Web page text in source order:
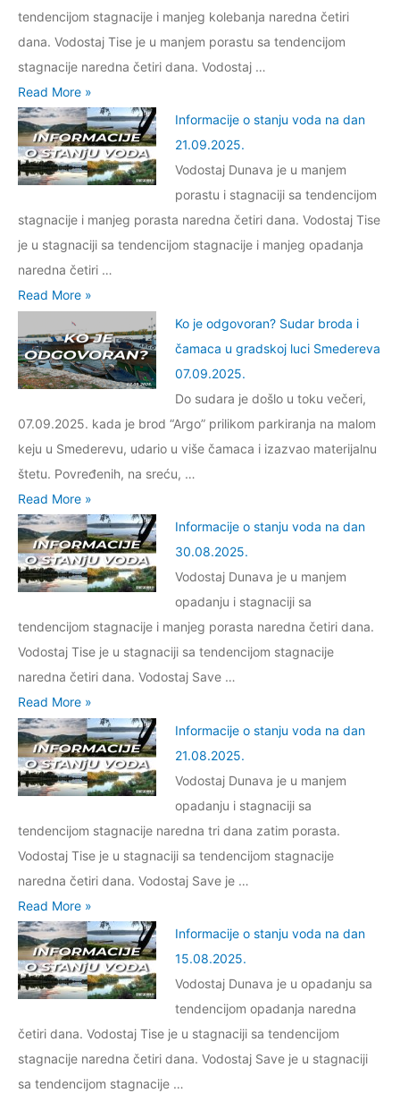
.
2
0
2
.
d
a
n
0
1
0
2
.
š
a
a
n
a
k
r
g
e
s
t
i
s
t
m
p
a
t
k
e
m
a
c
i
j
e
o
s
a
j
u
v
o
d
a
n
0
9
0
2
5
tendencijom stagnacije i manjeg kolebanja naredna četiri
dana. Vodostaj Tise je u manjem porastu sa tendencijom
stagnacije naredna četiri dana. Vodostaj …
I
n
f
o
m
a
c
i
j
e
o
s
t
a
n
j
u
v
o
d
a
n
0
4
0
2
5
Read More »
Informacije o stanju voda na dan
21.09.2025.
Vodostaj Dunava je u manjem
porastu i stagnaciji sa tendencijom
stagnacije i manjeg porasta naredna četiri dana. Vodostaj Tise
je u stagnaciji sa tendencijom stagnacije i manjeg opadanja
naredna četiri …
I
f
o
r
m
a
c
i
j
e
o
s
t
a
j
u
v
o
d
a
n
2
1
Read More »
Ko je odgovoran? Sudar broda i
čamaca u gradskoj luci Smedereva
07.09.2025.
Do sudara je došlo u toku večeri,
07.09.2025. kada je brod “Argo” prilikom parkiranja na malom
keju u Smederevu, udario u više čamaca i izazvao materijalnu
štetu. Povređenih, na sreću, …
K
o
j
e
d
g
o
v
o
r
a
n
?
S
d
a
r
b
r
Read More »
Informacije o stanju voda na dan
30.08.2025.
Vodostaj Dunava je u manjem
opadanju i stagnaciji sa
tendencijom stagnacije i manjeg porasta naredna četiri dana.
Vodostaj Tise je u stagnaciji sa tendencijom stagnacije
naredna četiri dana. Vodostaj Save …
I
n
f
o
r
m
a
c
i
j
e
o
s
t
Read More »
Informacije o stanju voda na dan
21.08.2025.
Vodostaj Dunava je u manjem
opadanju i stagnaciji sa
tendencijom stagnacije naredna tri dana zatim porasta.
Vodostaj Tise je u stagnaciji sa tendencijom stagnacije
naredna četiri dana. Vodostaj Save je …
I
n
f
o
m
a
c
Read More »
Informacije o stanju voda na dan
15.08.2025.
Vodostaj Dunava je u opadanju sa
tendencijom opadanja naredna
četiri dana. Vodostaj Tise je u stagnaciji sa tendencijom
stagnacije naredna četiri dana. Vodostaj Save je u stagnaciji
sa tendencijom stagnacije …